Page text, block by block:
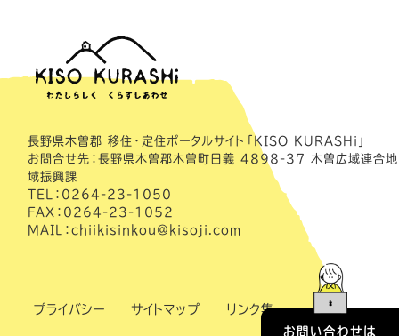
お問い合わせは
長野県木曽郡 移住・定住ポータルサイト「KISO KURASHi」
お問合せ先：長野県木曽郡木曽町日義 4898-37 木曽広域連合地
域振興課
TEL：0264-23-1050
FAX：0264-23-1052
MAIL：chiikisinkou@kisoji.com
プライバシー サイトマップ リンク集